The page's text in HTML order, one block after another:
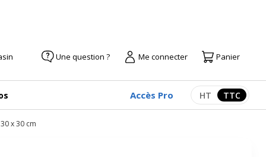
Une question ? Me connecter Panier
Accès Pro Afficher les
HT TTC
x 30 cm